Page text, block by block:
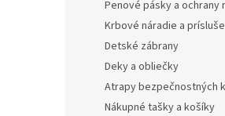
Penové pásky a ochrany
Krbové náradie a
Detské zábrany
Deky a obliečky
Atrapy bezpečnostných
Nákupné tašky a košíky